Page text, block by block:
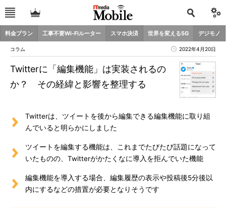
料金プラン 工事不要Wi-Fiルーター スマホ決済 世界を変える5G デジモノ
コラム 2022年4月20日
Twitterに「編集機能」は実装されるの
か？ その経緯と影響を整理する
Twitterは、ツイートを後から編集できる編集機能に取り組
んでいると明らかにしました
ツイートを編集する機能は、これまでたびたび話題になって
いたものの、Twitterがかたくなに導入を拒んでいた機能
編集機能を導入する場合、編集履歴の表示や投稿後5分後以
内にするなどの措置が必要となりそうです